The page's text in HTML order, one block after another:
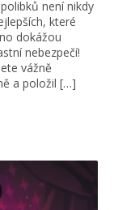
není nikdy
které
dokážou
nebezpečí!
vážně
a položil […]